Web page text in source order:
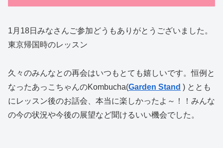
1月18日みなさんご参加どうもありがとうございました。
東京帰国時のレッスン
久々のみんなとの再会はいつもとても嬉しいです。恒例と
なったあっこちゃんのKombucha(Garden Stand ) ととも
にレッスン後のお話会、本当に楽しかったよ～！！みんな
の今の状況や今後の展望など聞けるいい機会でした。